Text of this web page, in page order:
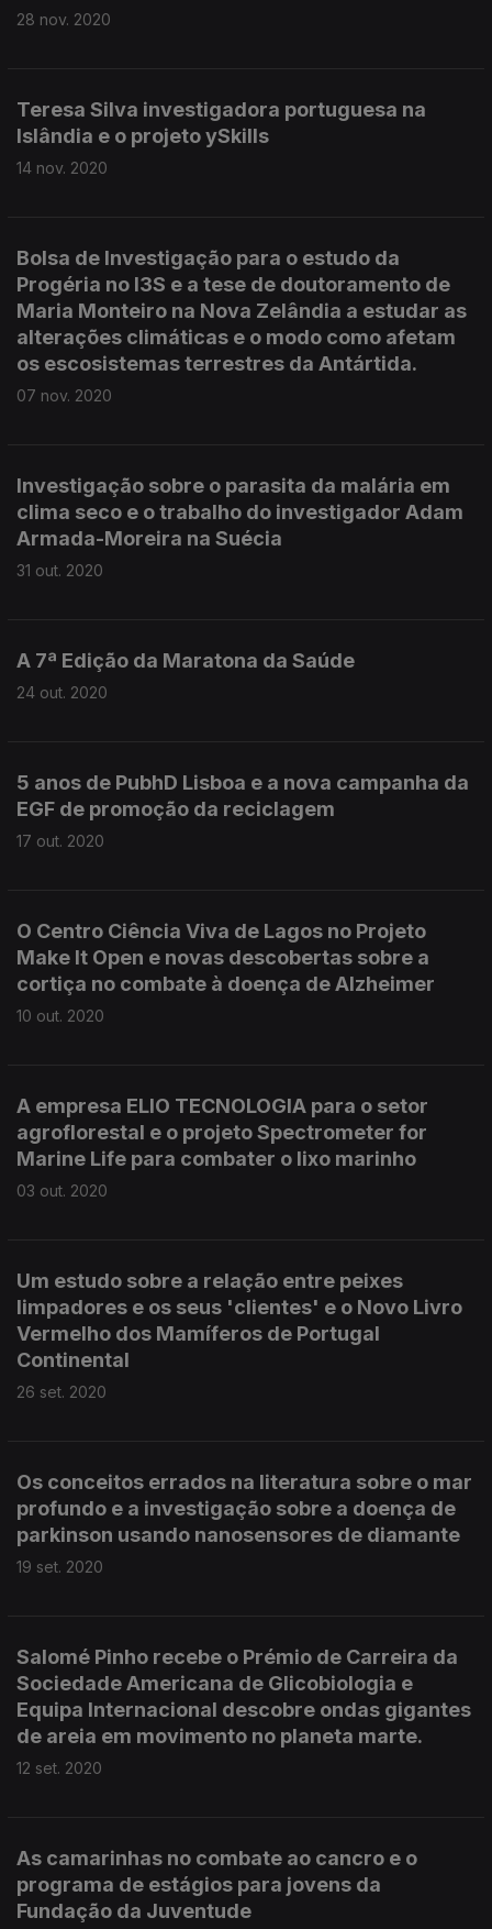
28 nov. 2020
Teresa Silva investigadora portuguesa na
Islândia e o projeto ySkills
14 nov. 2020
Bolsa de Investigação para o estudo da
Progéria no I3S e a tese de doutoramento de
Maria Monteiro na Nova Zelândia a estudar as
alterações climáticas e o modo como afetam
os escosistemas terrestres da Antártida.
07 nov. 2020
Investigação sobre o parasita da malária em
clima seco e o trabalho do investigador Adam
Armada-Moreira na Suécia
31 out. 2020
A 7ª Edição da Maratona da Saúde
24 out. 2020
5 anos de PubhD Lisboa e a nova campanha da
EGF de promoção da reciclagem
17 out. 2020
O Centro Ciência Viva de Lagos no Projeto
Make It Open e novas descobertas sobre a
cortiça no combate à doença de Alzheimer
10 out. 2020
A empresa ELIO TECNOLOGIA para o setor
agroflorestal e o projeto Spectrometer for
Marine Life para combater o lixo marinho
03 out. 2020
Um estudo sobre a relação entre peixes
limpadores e os seus 'clientes' e o Novo Livro
Vermelho dos Mamíferos de Portugal
Continental
26 set. 2020
Os conceitos errados na literatura sobre o mar
profundo e a investigação sobre a doença de
parkinson usando nanosensores de diamante
19 set. 2020
Salomé Pinho recebe o Prémio de Carreira da
Sociedade Americana de Glicobiologia e
Equipa Internacional descobre ondas gigantes
de areia em movimento no planeta marte.
12 set. 2020
As camarinhas no combate ao cancro e o
programa de estágios para jovens da
Fundação da Juventude